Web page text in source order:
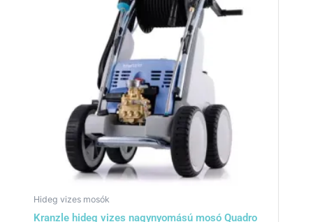
Hideg vizes mosók
Kranzle hideg vizes nagynyomású mosó Quadro